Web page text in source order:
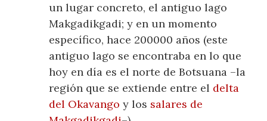
un lugar concreto, el antiguo lago
Makgadikgadi; y en un momento
específico, hace 200000 años (este
antiguo lago se encontraba en lo que
hoy en día es el norte de Botsuana –la
región que se extiende entre el delta
del Okavango y los salares de